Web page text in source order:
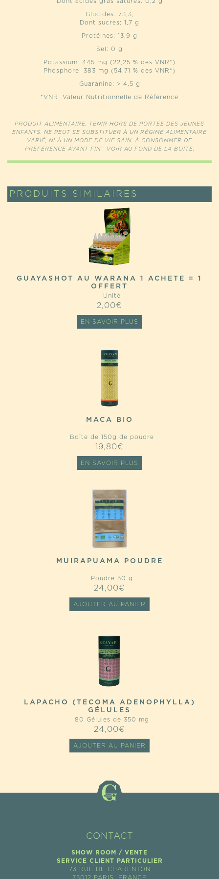
Glucides: 73,3;
Dont sucres: 1,7 g
Protéines: 13,9 g
Sel: 0 g
Potassium: 445 mg (22,25 % des VNR*)
Phosphore: 383 mg (54,71 % des VNR*)
Guaranine: > 4,5 g
*VNR: Valeur Nutritionnelle de Référence
PRODUIT ALIMENTAIRE. TENIR HORS DE PORTÉE DES JEUNES
ENFANTS. NE PEUT SE SUBSTITUER À UN RÉGIME ALIMENTAIRE
VARIÉ, NI À UN MODE DE VIE SAIN. À CONSOMMER DE
PRÉFÉRENCE AVANT FIN : VOIR AU FOND DE LA BOÎTE.
PRODUITS SIMILAIRES
GUAYASHOT AU WARANA 1 ACHETE = 1
OFFERT
Unité
2,00€
EN SAVOIR PLUS
MACA BIO
Boîte de 150g de poudre
19,80€
EN SAVOIR PLUS
MUIRAPUAMA POUDRE
Poudre 50 g
24,00€
AJOUTER AU PANIER
LAPACHO (TECOMA ADENOPHYLLA)
GÉLULES
80 Gélules de 350 mg
24,00€
AJOUTER AU PANIER
CONTACT
SHOW ROOM / VENTE
SERVICE CLIENT PARTICULIER
73 RUE DE CHARENTON
75012 PARIS, FRANCE